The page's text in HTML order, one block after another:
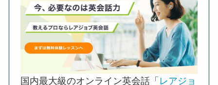
国内最大級のオンライン英会話「 レアジョ